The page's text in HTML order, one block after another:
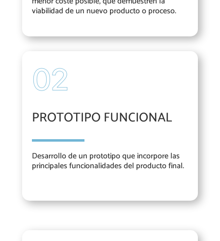
viabilidad de un nuevo producto o proceso.
PROTOTIPO FUNCIONAL
Desarrollo de un prototipo que incorpore las
principales funcionalidades del producto final.